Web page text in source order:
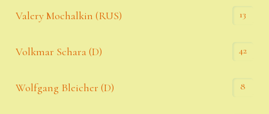
Valery Mochalkin (RUS) 13
Volkmar Schara (D) 42
Wolfgang Bleicher (D) 8